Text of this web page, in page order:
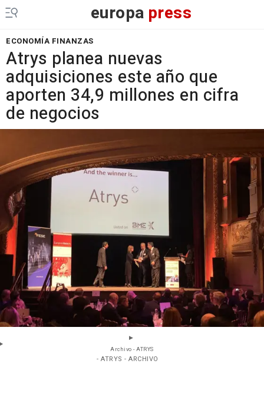
europa press
ECONOMÍA FINANZAS
Atrys planea nuevas
adquisiciones este año que
aporten 34,9 millones en cifra
de negocios
Archivo - ATRYS
- ATRYS - ARCHIVO